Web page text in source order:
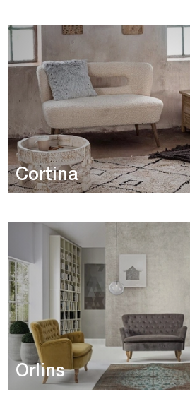
Cortina
Orlins